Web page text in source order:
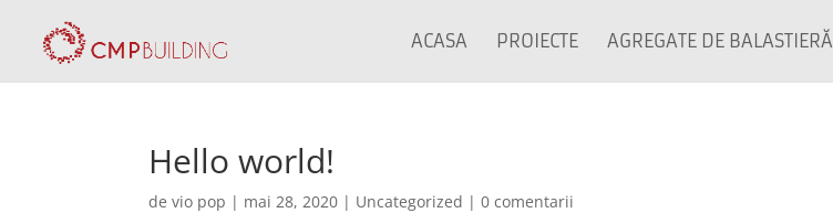
ACASA PROIECTE AGREGATE DE BALASTIERĂ
Hello world!
devio pop | mai 28, 2020 | Uncategorized |0 comentarii